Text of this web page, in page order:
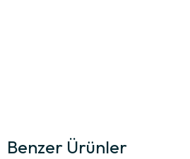
Benzer Ürünler